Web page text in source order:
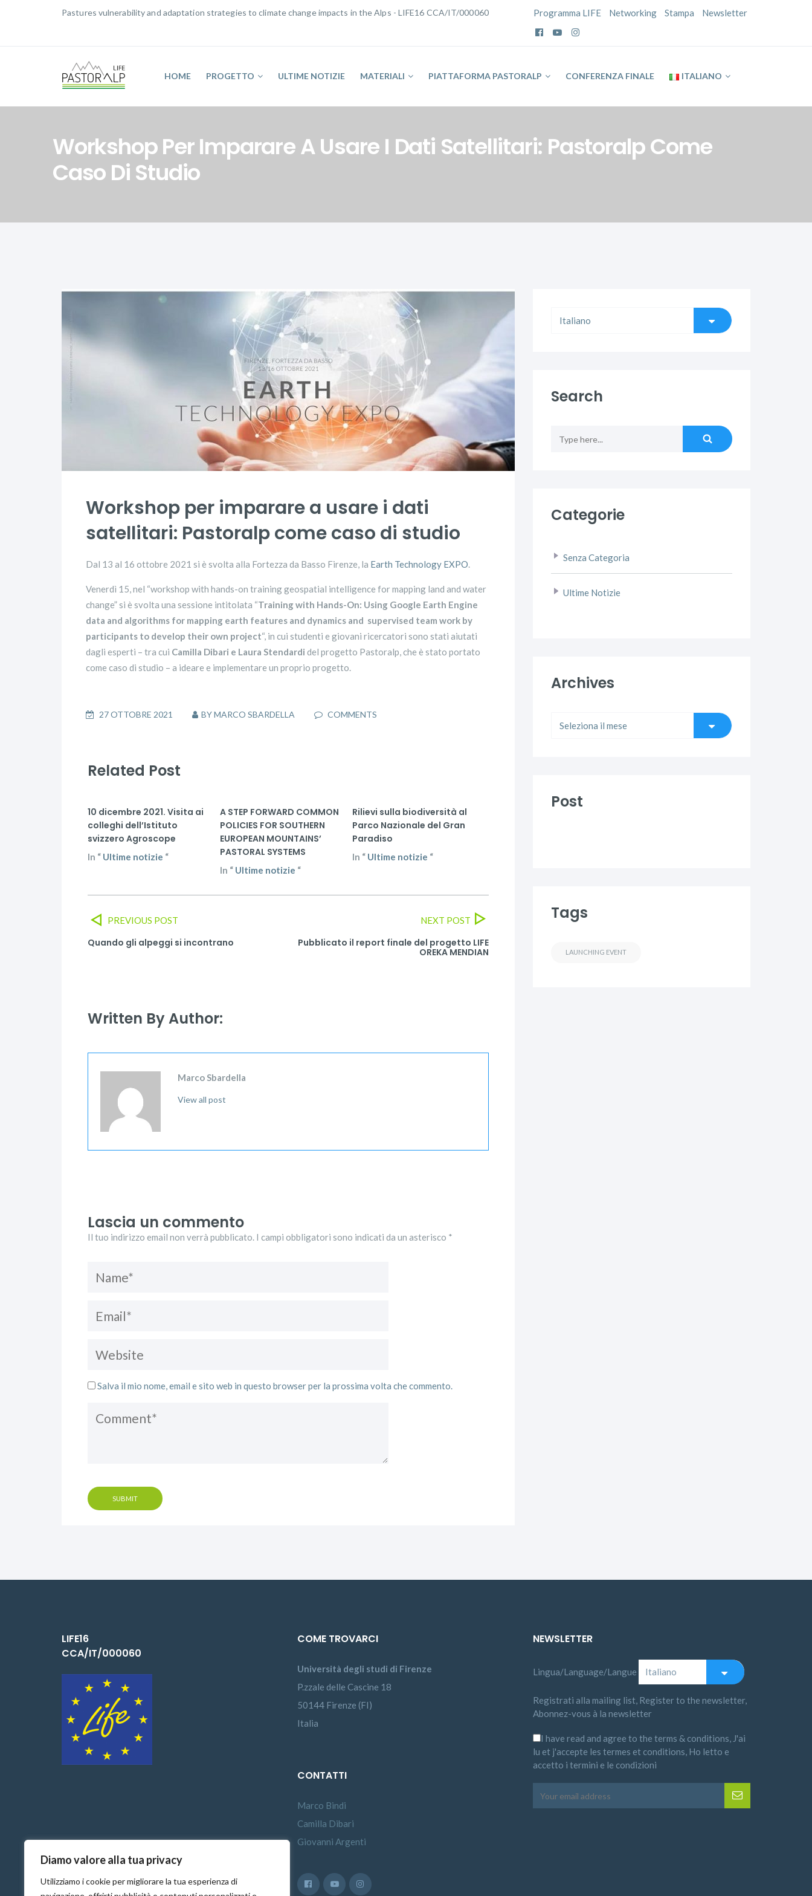
Diamo valore alla tua privacy
Utilizziamo i cookie per migliorare la tua esperienza di
Pastures vulnerability and adaptation strategies to climate change impacts in the Alps - LIFE16 CCA/IT/000060 Programma LIFE Networking Stampa Newsletter
HOME PROGETTO ULTIME NOTIZIE MATERIALI PIATTAFORMA PASTORALP CONFERENZA FINALE ITALIANO
Workshop Per Imparare A Usare I Dati Satellitari: Pastoralp Come
Caso Di Studio
Workshop per imparare a usare i dati
satellitari: Pastoralp come caso di studio
Dal 13 al 16 ottobre 2021 si è svolta alla Fortezza da Basso Firenze, la Earth Technology EXPO
Venerdì 15, nel “workshop with hands-on training geospatial intelligence for mapping land and water
change” si è svolta una sessione intitolata “Training with Hands-On: Using Google Earth Engine
data and algorithms for mapping earth features and dynamics and supervised team work by
participants to develop their own project“, in cui studenti e giovani ricercatori sono stati aiutati
dagli esperti – tra cui Camilla Dibari e Laura Stendardi del progetto Pastoralp, che è stato portato
come caso di studio – a ideare e implementare un proprio progetto.
27 OTTOBRE 2021 BYMARCO SBARDELLA COMMENTS
Related Post
10 dicembre 2021. Visita ai
colleghi dell’Istituto
svizzero Agroscope
In “ Ultime notizie “
A STEP FORWARD COMMON
POLICIES FOR SOUTHERN
EUROPEAN MOUNTAINS’
PASTORAL SYSTEMS
In “ Ultime notizie “
Rilievi sulla biodiversità al
Parco Nazionale del Gran
Paradiso
In “ Ultime notizie “
PREVIOUS POST
Quando gli alpeggi si incontrano
NEXT POST
Pubblicato il report finale del progetto LIFE
OREKA MENDIAN
Written By Author:
Marco Sbardella
View all post
Lascia un commento
Il tuo indirizzo email non verrà pubblicato. I campi obbligatori sono indicati da un asterisco *
Salva il mio nome, email e sito web in questo browser per la prossima volta che commento.
Search
Categorie
Senza Categoria
Ultime Notizie
Archives
Post
Tags
LAUNCHING EVENT
LIFE16
CCA/IT/000060
COME TROVARCI
Università degli studi di Firenze
P.zzale delle Cascine 18
50144 Firenze (FI)
Italia
CONTATTI
Marco Bindi
Camilla Dibari
Giovanni Argenti
NEWSLETTER
Lingua/Language/Langue
Registrati alla mailing list, Register to the newsletter,
Abonnez-vous à la newsletter
I have read and agree to the terms & conditions, J'ai
lu et j'accepte les termes et conditions, Ho letto e
accetto i termini e le condizioni